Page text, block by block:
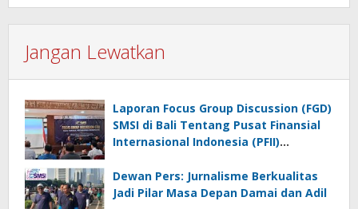
Jangan Lewatkan
Laporan Focus Group Discussion (FGD)
SMSI di Bali Tentang Pusat Finansial
Internasional Indonesia (PFII)
dan Penghindaran Pajak
Dewan Pers: Jurnalisme Berkualitas
Jadi Pilar Masa Depan Damai dan Adil